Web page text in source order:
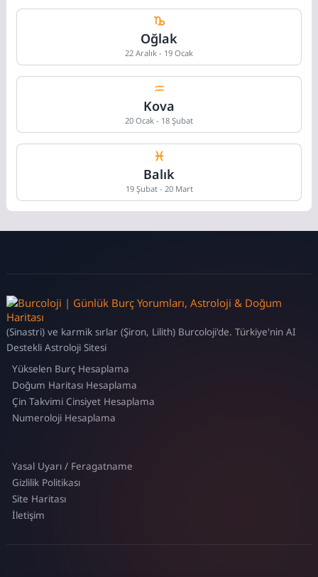
Oğlak
22 Aralık - 19 Ocak
Kova
20 Ocak - 18 Şubat
Balık
19 Şubat - 20 Mart
(Sinastri) ve karmik sırlar (Şiron, Lilith) Burcoloji'de. Türkiye'nin AI
Destekli Astroloji Sitesi
Yükselen Burç Hesaplama
Doğum Haritası Hesaplama
Çin Takvimi Cinsiyet Hesaplama
Numeroloji Hesaplama
Yasal Uyarı / Feragatname
Gizlilik Politikası
Site Haritası
İletişim